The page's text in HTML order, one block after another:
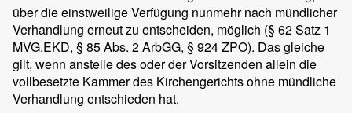
über die einstweilige Verfügung nunmehr nach mündlicher
Verhandlung erneut zu entscheiden, möglich (§ 62 Satz 1
MVG.EKD, § 85 Abs. 2 ArbGG, § 924 ZPO). Das gleiche
gilt, wenn anstelle des oder der Vorsitzenden allein die
vollbesetzte Kammer des Kirchengerichts ohne mündliche
Verhandlung entschieden hat.